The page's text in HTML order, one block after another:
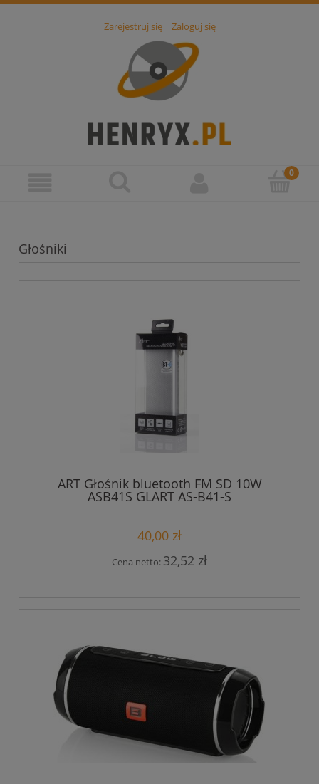
Zarejestruj się Zaloguj się
Głośniki
ART Głośnik bluetooth FM SD 10W
ASB41S GLART AS-B41-S
40,00 zł
Cena netto: 32,52 zł